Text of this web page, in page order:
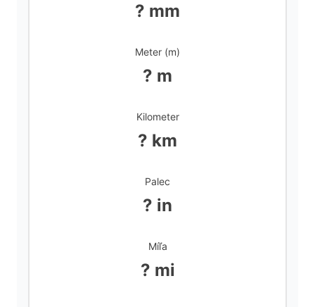
? mm
Meter (m)
? m
Kilometer
? km
Palec
? in
Míľa
? mi